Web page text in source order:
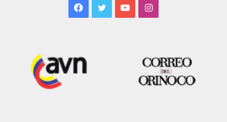
Facebook
TwitterYouTubeInstagram